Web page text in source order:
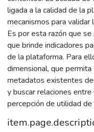
ligada a la calidad de la
mecanismos para
Es por esta razón que
que brinde indicadores
de la plataforma. Para
dimensional, que
metadatos existentes
y buscar relaciones
percepción de utilidad